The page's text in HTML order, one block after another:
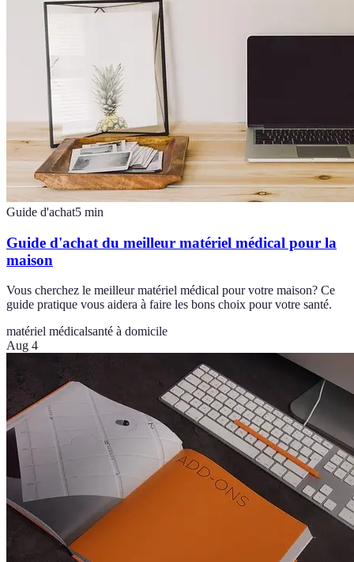
Guide d'achat5 min
Guide d'achat du meilleur matériel médical pour la
maison
Vous cherchez le meilleur matériel médical pour votre maison? Ce
guide pratique vous aidera à faire les bons choix pour votre santé.
matériel médicalsanté à domicile
Aug 4